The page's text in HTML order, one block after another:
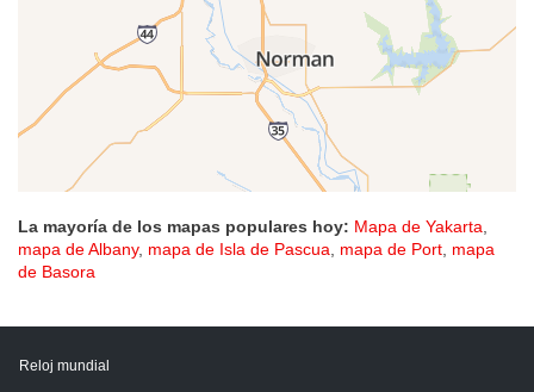
La mayoría de los mapas populares hoy: Mapa de Yakarta,
mapa de Albany, mapa de Isla de Pascua, mapa de Port, mapa
de Basora
Reloj mundial